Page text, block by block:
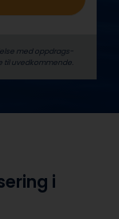
med oppdrags­
til uvedkommende.
i